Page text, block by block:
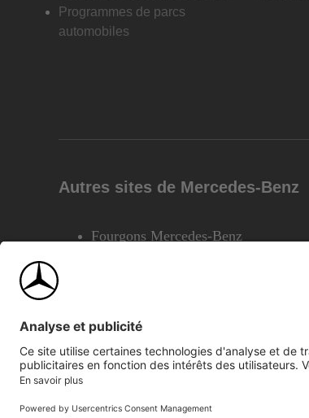
Programmes de parcs
automobiles
Autres sites de Mercedes-Benz
Fourgons Mercedes-Benz
©2026 Mercedes-Benz Canada Inc.